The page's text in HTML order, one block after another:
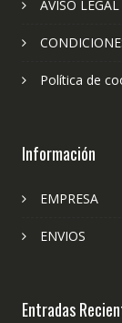
AVISO LEGAL
Política de
Información
EMPRESA
ENVIOS
Entradas